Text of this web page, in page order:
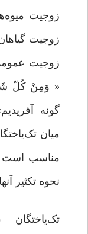
زوجیت
« وَمِنْ کُلّ
گونه
میان
مناسب است
نحوه تکثیر